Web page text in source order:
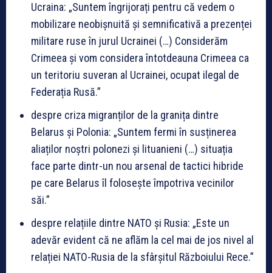
Ucraina: „Suntem îngrijorați pentru că vedem o
mobilizare neobișnuită și semnificativă a prezenței
militare ruse în jurul Ucrainei (…) Considerăm
Crimeea și vom considera întotdeauna Crimeea ca
un teritoriu suveran al Ucrainei, ocupat ilegal de
Federația Rusă.”
despre criza migranților de la granița dintre
Belarus și Polonia: „Suntem fermi în susținerea
aliaților noștri polonezi și lituanieni (…) situația
face parte dintr-un nou arsenal de tactici hibride
pe care Belarus îl folosește împotriva vecinilor
săi.”
despre relațiile dintre NATO și Rusia: „Este un
adevăr evident că ne aflăm la cel mai de jos nivel al
relației NATO-Rusia de la sfârșitul Războiului Rece.”